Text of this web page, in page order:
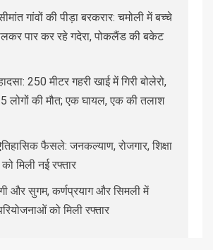
गांवों की पीड़ा बरकरार: चमोली में बच्चे
पार कर रहे गदेरा, पोकलैंड की बकेट
250 मीटर गहरी खाई में गिरी बोलेरो,
5 लोगों की मौत; एक घायल, एक की तलाश
फैसले: जनकल्याण, रोजगार, शिक्षा
मिली नई रफ्तार
और सुगम, कर्णप्रयाग और सिमली में
को मिली रफ्तार